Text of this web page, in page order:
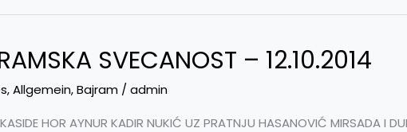
SVECANOST – 12.10.2014
,Allgemein,Bajram /admin
HOR AYNUR KADIR NUKIĆ UZ PRATNJU HASANOVIĆ MIRSADA I